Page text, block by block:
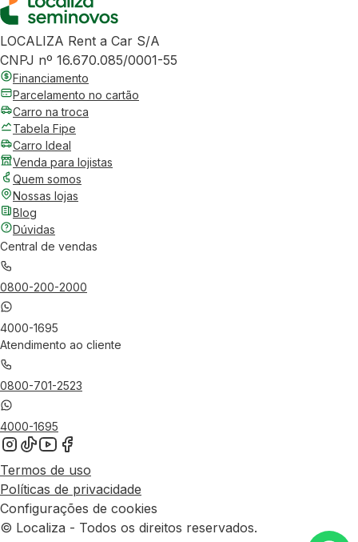
LOCALIZA Rent a Car S/A
CNPJ nº 16.670.085/0001-55
Financiamento
Parcelamento no cartão
Carro na troca
Tabela Fipe
Carro Ideal
Venda para lojistas
Quem somos
Nossas lojas
Blog
Dúvidas
Central de vendas
0800-200-2000
4000-1695
Atendimento ao cliente
0800-701-2523
4000-1695
Termos de uso
Políticas de privacidade
Configurações de cookies
© Localiza - Todos os direitos reservados.